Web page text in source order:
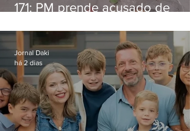
171: PM prende acusado de
Niterói
Jornal Daki
há 2 dias